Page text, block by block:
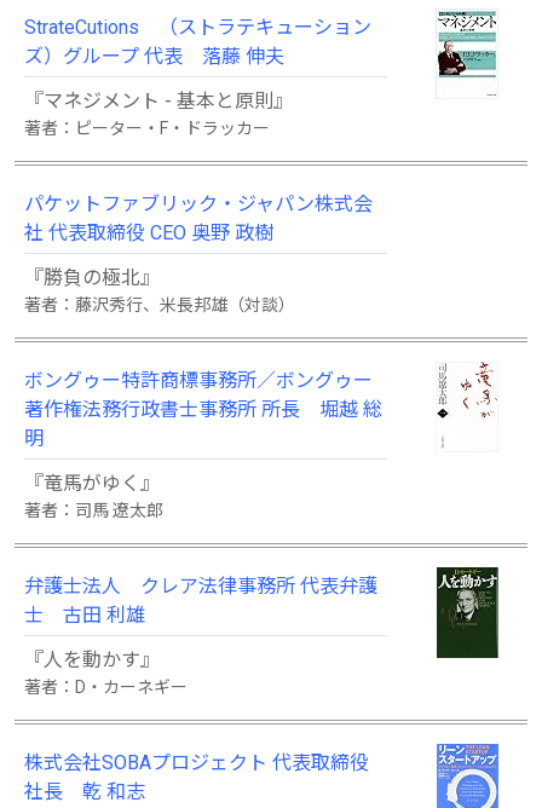
StrateCutions （ストラテキューション
ズ）グループ 代表 落藤 伸夫
『マネジメント - 基本と原則』
著者：ピーター・F・ドラッカー
パケットファブリック・ジャパン株式会
社 代表取締役 CEO 奥野 政樹
『勝負の極北』
著者：藤沢秀行、米長邦雄（対談）
ボングゥー特許商標事務所／ボングゥー
著作権法務行政書士事務所 所長 堀越 総
明
『竜馬がゆく』
著者：司馬 遼太郎
弁護士法人 クレア法律事務所 代表弁護
士 古田 利雄
『人を動かす』
著者：D・カーネギー
株式会社SOBAプロジェクト 代表取締役
社長 乾 和志